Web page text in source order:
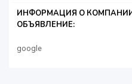
ИНФОРМАЦИЯ О
ОБЪЯВЛЕНИЕ:
google